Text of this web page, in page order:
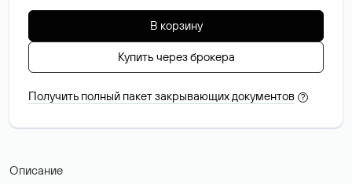
В корзину
Купить через брокера
Получить полный пакет закрывающих документов ?
Описание